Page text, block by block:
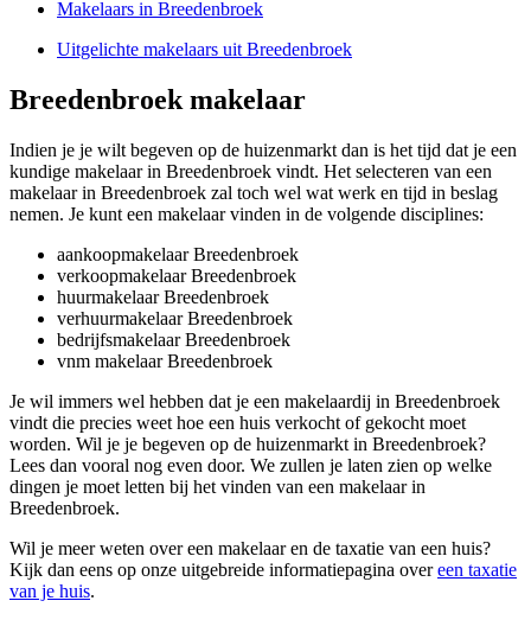
Makelaars in Breedenbroek
Uitgelichte makelaars uit Breedenbroek
Breedenbroek makelaar
Indien je je wilt begeven op de huizenmarkt dan is het tijd dat je een
kundige makelaar in Breedenbroek vindt. Het selecteren van een
makelaar in Breedenbroek zal toch wel wat werk en tijd in beslag
nemen. Je kunt een makelaar vinden in de volgende disciplines:
aankoopmakelaar Breedenbroek
verkoopmakelaar Breedenbroek
huurmakelaar Breedenbroek
verhuurmakelaar Breedenbroek
bedrijfsmakelaar Breedenbroek
vnm makelaar Breedenbroek
Je wil immers wel hebben dat je een makelaardij in Breedenbroek
vindt die precies weet hoe een huis verkocht of gekocht moet
worden. Wil je je begeven op de huizenmarkt in Breedenbroek?
Lees dan vooral nog even door. We zullen je laten zien op welke
dingen je moet letten bij het vinden van een makelaar in
Breedenbroek.
Wil je meer weten over een makelaar en de taxatie van een huis?
Kijk dan eens op onze uitgebreide informatiepagina overeen taxatie
van je huis.